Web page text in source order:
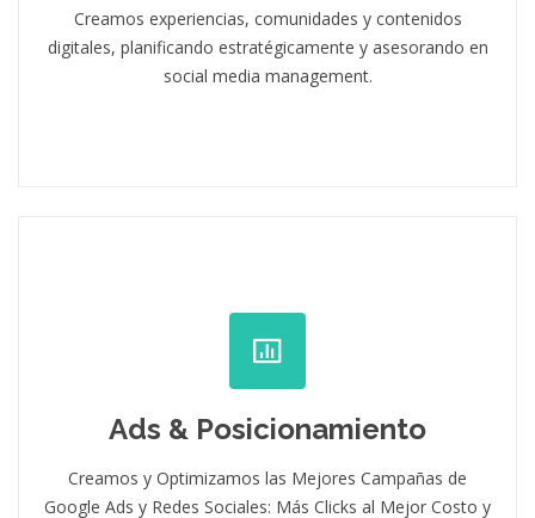
Creamos experiencias, comunidades y contenidos
digitales, planificando estratégicamente y asesorando en
social media management.
Ads & Posicionamiento
Creamos y Optimizamos las Mejores Campañas de
Google Ads y Redes Sociales: Más Clicks al Mejor Costo y